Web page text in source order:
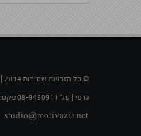
studio@motivazia.net